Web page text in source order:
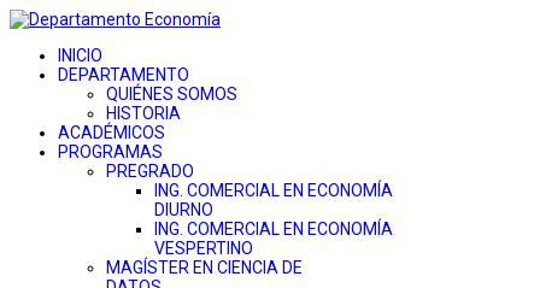
INICIO
DEPARTAMENTO
QUIÉNES SOMOS
HISTORIA
ACADÉMICOS
PROGRAMAS
PREGRADO
ING. COMERCIAL EN ECONOMÍA
DIURNO
ING. COMERCIAL EN ECONOMÍA
VESPERTINO
MAGÍSTER EN CIENCIA DE